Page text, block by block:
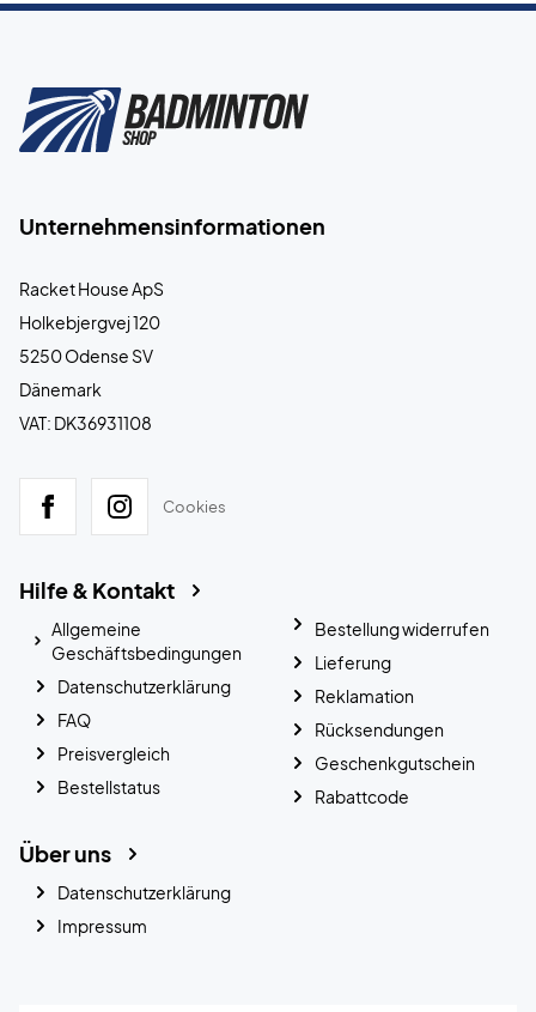
Unternehmensinformationen
Racket House ApS
Holkebjergvej 120
5250 Odense SV
Dänemark
VAT: DK36931108
Cookies
Hilfe & Kontakt
Allgemeine
Geschäftsbedingungen
Datenschutzerklärung
FAQ
Preisvergleich
Bestellstatus
Bestellung widerrufen
Lieferung
Reklamation
Rücksendungen
Geschenkgutschein
Rabattcode
Über uns
Datenschutzerklärung
Impressum